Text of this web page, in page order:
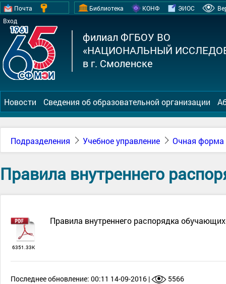
Почта
Вход
Библиотека КОНФ ЭИОС
филиал ФГБОУ ВО
«НАЦИОНАЛЬНЫЙ
в г. Смоленске
Новости Сведения об образовательной организации
Подразделения Учебное управление Очная форма
Правила внутреннего
6351.33К
Правила внутреннего распорядка
Последнее обновление: 00:11 14-09-2016 | 5566